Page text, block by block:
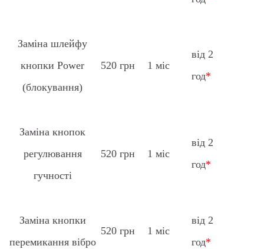
Заміна шлейфу
кнопки Power
(блокування)
520 грн 1 міс
від 2
год*
Заміна кнопок
регулювання
гучності
520 грн 1 міс
від 2
год*
Заміна кнопки
перемикання вібро
520 грн 1 міс
від 2
год*